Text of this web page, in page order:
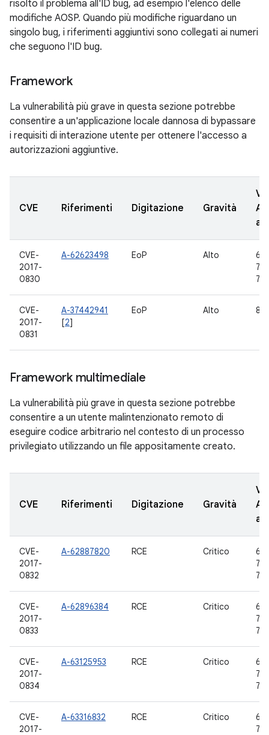
risolto il problema all'ID bug, ad esempio l'elenco delle
modifiche AOSP. Quando più modifiche riguardano un
singolo bug, i riferimenti aggiuntivi sono collegati ai numeri
che seguono l'ID bug.
Framework
La vulnerabilità più grave in questa sezione potrebbe
consentire a un'applicazione locale dannosa di bypassare
i requisiti di interazione utente per ottenere l'accesso a
autorizzazioni aggiuntive.
CVE Riferimenti Digitazione Gravità
CVE-
2017-
0830
A-62623498 EoP Alto
CVE-
2017-
0831
A-37442941
[2]
EoP Alto 8.0
Framework multimediale
La vulnerabilità più grave in questa sezione potrebbe
consentire a un utente malintenzionato remoto di
eseguire codice arbitrario nel contesto di un processo
privilegiato utilizzando un file appositamente creato.
CVE Riferimenti Digitazione Gravità
CVE-
2017-
0832
A-62887820 RCE Critico
CVE-
2017-
0833
A-62896384 RCE Critico
CVE-
2017-
0834
A-63125953 RCE Critico
CVE-
2017-
A-63316832 RCE Critico